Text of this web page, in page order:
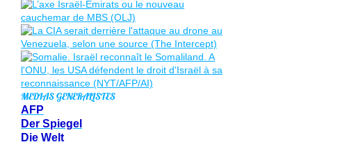
MEDIAS GENERALISTES
AFP
Der Spiegel
Die Welt